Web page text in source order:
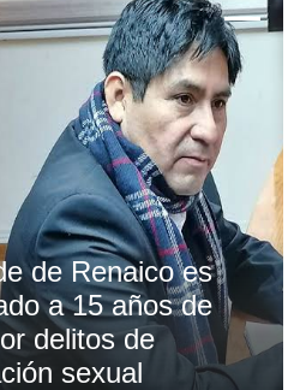
de Renaico es
a 15 años de
delitos de
sexual